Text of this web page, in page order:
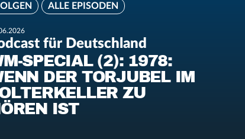
ALLE EPISODEN
für Deutschland
SPECIAL (2): 1978:
DER TORJUBEL IM
ZU
IST